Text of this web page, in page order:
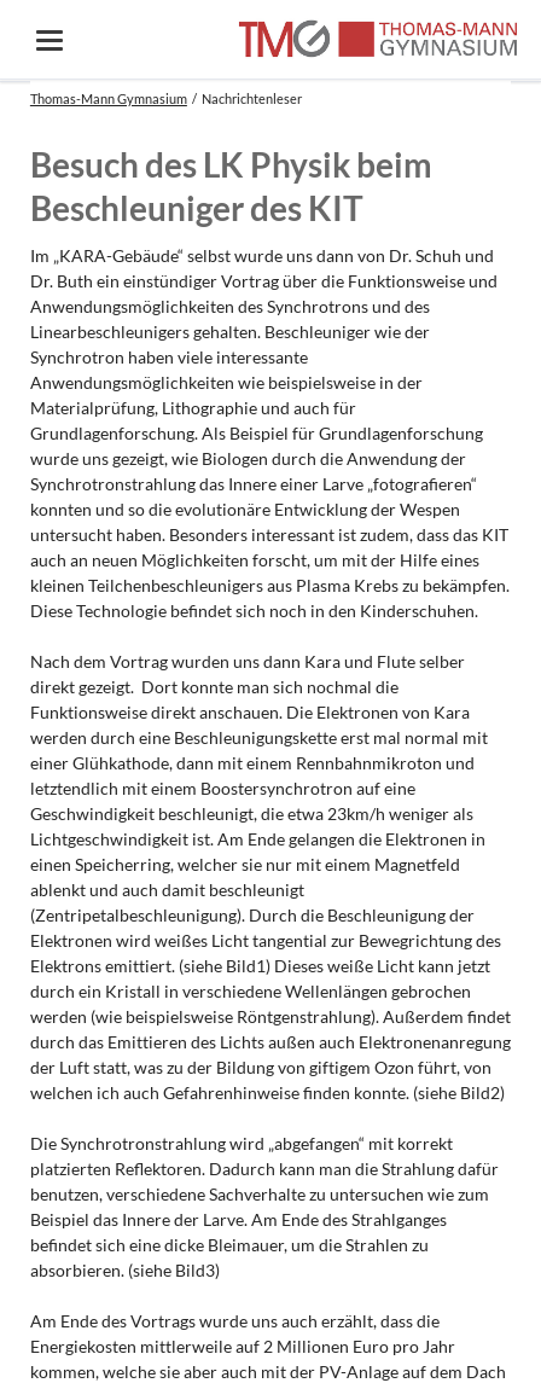
Thomas-Mann Gymnasium Nachrichtenleser
Besuch des LK Physik beim
Beschleuniger des KIT
Im „KARA-Gebäude“ selbst wurde uns dann von Dr. Schuh und
Dr. Buth ein einstündiger Vortrag über die Funktionsweise und
Anwendungsmöglichkeiten des Synchrotrons und des
Linearbeschleunigers gehalten. Beschleuniger wie der
Synchrotron haben viele interessante
Anwendungsmöglichkeiten wie beispielsweise in der
Materialprüfung, Lithographie und auch für
Grundlagenforschung. Als Beispiel für Grundlagenforschung
wurde uns gezeigt, wie Biologen durch die Anwendung der
Synchrotronstrahlung das Innere einer Larve „fotografieren“
konnten und so die evolutionäre Entwicklung der Wespen
untersucht haben. Besonders interessant ist zudem, dass das KIT
auch an neuen Möglichkeiten forscht, um mit der Hilfe eines
kleinen Teilchenbeschleunigers aus Plasma Krebs zu bekämpfen.
Diese Technologie befindet sich noch in den Kinderschuhen.
Nach dem Vortrag wurden uns dann Kara und Flute selber
direkt gezeigt. Dort konnte man sich nochmal die
Funktionsweise direkt anschauen. Die Elektronen von Kara
werden durch eine Beschleunigungskette erst mal normal mit
einer Glühkathode, dann mit einem Rennbahnmikroton und
letztendlich mit einem Boostersynchrotron auf eine
Geschwindigkeit beschleunigt, die etwa 23km/h weniger als
Lichtgeschwindigkeit ist. Am Ende gelangen die Elektronen in
einen Speicherring, welcher sie nur mit einem Magnetfeld
ablenkt und auch damit beschleunigt
(Zentripetalbeschleunigung). Durch die Beschleunigung der
Elektronen wird weißes Licht tangential zur Bewegrichtung des
Elektrons emittiert. (siehe Bild1) Dieses weiße Licht kann jetzt
durch ein Kristall in verschiedene Wellenlängen gebrochen
werden (wie beispielsweise Röntgenstrahlung). Außerdem findet
durch das Emittieren des Lichts außen auch Elektronenanregung
der Luft statt, was zu der Bildung von giftigem Ozon führt, von
welchen ich auch Gefahrenhinweise finden konnte. (siehe Bild2)
Die Synchrotronstrahlung wird „abgefangen“ mit korrekt
platzierten Reflektoren. Dadurch kann man die Strahlung dafür
benutzen, verschiedene Sachverhalte zu untersuchen wie zum
Beispiel das Innere der Larve. Am Ende des Strahlganges
befindet sich eine dicke Bleimauer, um die Strahlen zu
absorbieren. (siehe Bild3)
Am Ende des Vortrags wurde uns auch erzählt, dass die
Energiekosten mittlerweile auf 2 Millionen Euro pro Jahr
kommen, welche sie aber auch mit der PV-Anlage auf dem Dach